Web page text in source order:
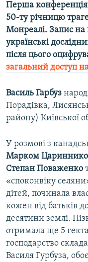
Перша конференція
50-ту річницю
Монреалі. Запис на
українські
після цього
загальний доступ
Василь Гарбуз
Порадівка,
району) Київської
У розмові з
Марком
Степан Поваженко
«споконвіку
дітей, починала
кожен від батьків
десятини землі.
отримала ще 5
господарство
Василя Гурбуза,